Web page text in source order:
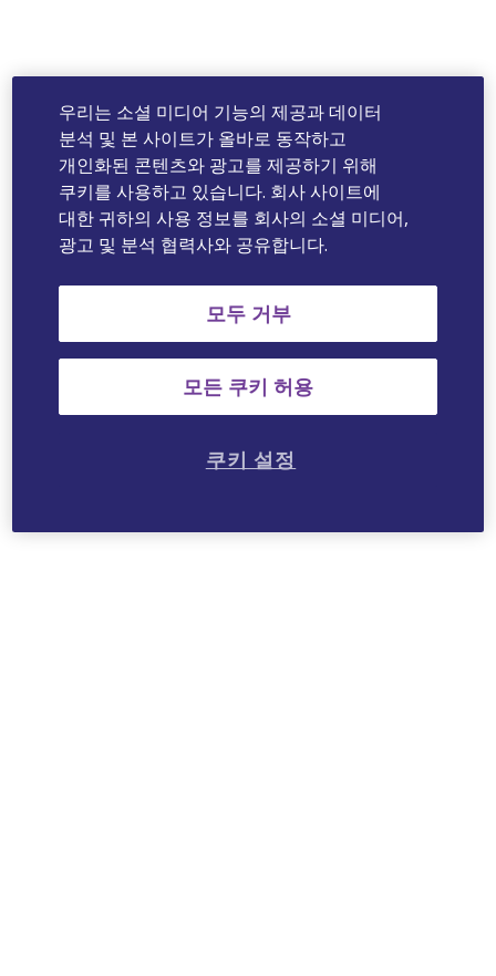
우리는 소셜 미디어 기능의 제공과 데이터
분석 및 본 사이트가 올바로 동작하고
개인화된 콘텐츠와 광고를 제공하기 위해
쿠키를 사용하고 있습니다. 회사 사이트에
대한 귀하의 사용 정보를 회사의 소셜 미디어,
광고 및 분석 협력사와 공유합니다.
모두 거부
모든 쿠키 허용
쿠키 설정